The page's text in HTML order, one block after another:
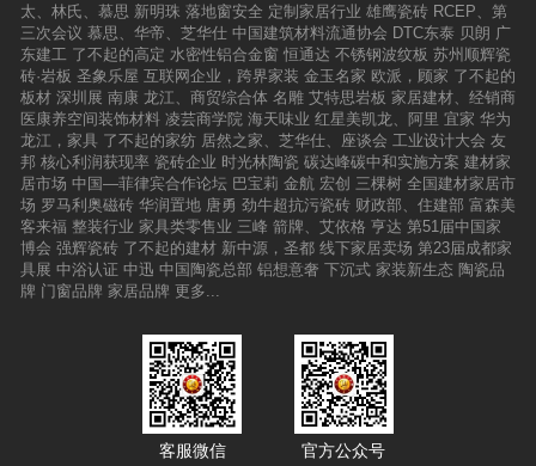
太、林氏、慕思 新明珠 落地窗安全 定制家居行业 雄鹰瓷砖 RCEP、第
三次会议 慕思、华帝、芝华仕 中国建筑材料流通协会 DTC东泰 贝朗 广
东建工 了不起的高定 水密性铝合金窗 恒通达 不锈钢波纹板 苏州顺辉瓷
砖·岩板 圣象乐屋 互联网企业，跨界家装 金玉名家 欧派，顾家 了不起的
板材 深圳展 南康 龙江、商贸综合体 名雕 艾特思岩板 家居建材、经销商
医康养空间装饰材料 凌芸商学院 海天味业 红星美凯龙、阿里 宜家 华为
龙江，家具 了不起的家纺 居然之家、芝华仕、座谈会 工业设计大会 友
邦 核心利润获现率 瓷砖企业 时光林陶瓷 碳达峰碳中和实施方案 建材家
居市场 中国—菲律宾合作论坛 巴宝莉 金航 宏创 三棵树 全国建材家居市
场 罗马利奥磁砖 华润置地 唐勇 劲牛超抗污瓷砖 财政部、住建部 富森美
客来福 整装行业 家具类零售业 三峰 箭牌、艾依格 亨达 第51届中国家
博会 强辉瓷砖 了不起的建材 新中源，圣都 线下家居卖场 第23届成都家
具展 中浴认证 中迅 中国陶瓷总部 铝想意奢 下沉式 家装新生态 陶瓷品
牌 门窗品牌 家居品牌 更多...
客服微信 官方公众号